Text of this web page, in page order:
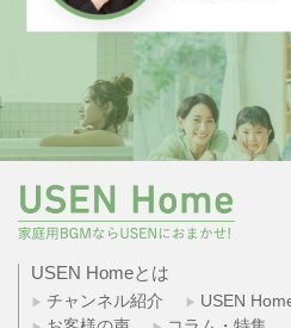
USEN Homeとは
チャンネル紹介
USEN